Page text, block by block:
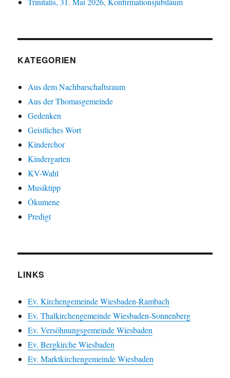
KATEGORIEN
Aus dem Nachbarschaftsraum
Aus der Thomasgemeinde
Gedenken
Geistliches Wort
Kinderchor
Kindergarten
KV-Wahl
Musiktipp
Ökumene
Predigt
LINKS
Ev. Kirchengemeinde Wiesbaden-Rambach
Ev. Thalkirchengemeinde Wiesbaden-Sonnenberg
Ev. Versöhnungsgemeinde Wiesbaden
Ev. Bergkirche Wiesbaden
Ev. Marktkirchengemeinde Wiesbaden